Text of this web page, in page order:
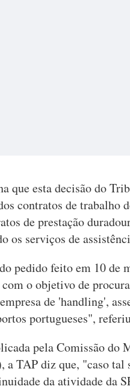
que esta decisão do
contratos de trabalho
de prestação
os serviços de
pedido feito em 10 de
o objetivo de
de 'handling',
portugueses",
pela Comissão do
TAP diz que, "caso tal
da atividade da